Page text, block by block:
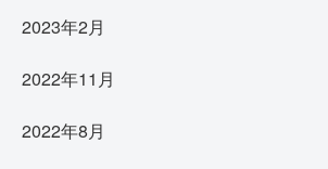
2023年2月
2022年11月
2022年8月